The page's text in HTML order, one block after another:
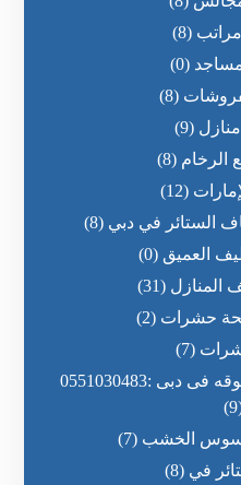
(8)
(0)
(8)
(9)
الرخام (8)
(12)
الستائر في دبي (8)
العميق (0)
المنازل (31)
حشرات (2)
(7)
:0551030483
سوس الخشب (7)
في (8)